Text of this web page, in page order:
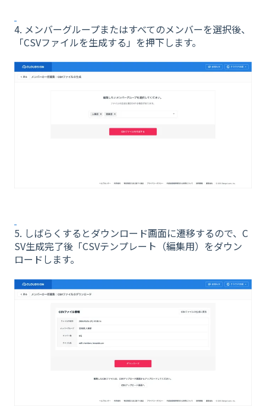
4. メンバーグループまたはすべてのメンバーを選択後、
「CSVファイルを生成する」を押下します。
5. しばらくするとダウンロード画面に遷移するので、C
SV生成完了後「CSVテンプレート（編集用）をダウン
ロードします。